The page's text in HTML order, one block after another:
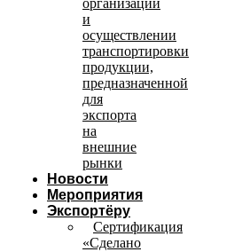
организации
и
осуществлении
транспортировки
продукции,
предназначенной
для
экспорта
на
внешние
рынки
Новости
Мероприятия
Экспортёру
Сертификация
«Сделано